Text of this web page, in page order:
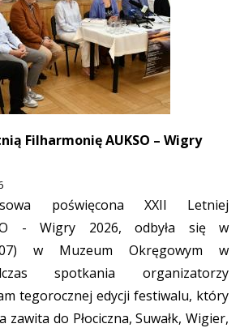
Filharmonię AUKSO – Wigry
poświęcona XXII Letniej
- Wigry 2026, odbyła się w
w Muzeum Okręgowym w
spotkania organizatorzy
tegorocznej edycji festiwalu, który
zawita do Płociczna, Suwałk, Wigier,